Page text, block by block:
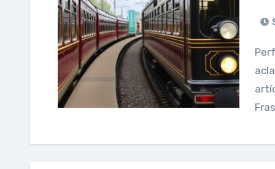
Perfecto — puedo hacerlo, pero antes necesito